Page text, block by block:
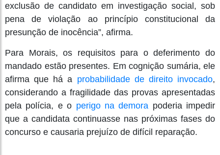
exclusão de candidato em investigação social, sob
pena de violação ao princípio constitucional da
presunção de inocência”, afirma.
Para Morais, os requisitos para o deferimento do
mandado estão presentes. Em cognição sumária, ele
afirma que há a probabilidade de direito invocado,
considerando a fragilidade das provas apresentadas
pela polícia, e o perigo na demora poderia impedir
que a candidata continuasse nas próximas fases do
concurso e causaria prejuízo de difícil reparação.